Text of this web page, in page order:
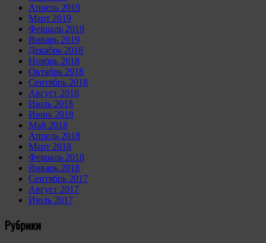
Апрель 2019
Март 2019
Февраль 2019
Январь 2019
Декабрь 2018
Ноябрь 2018
Октябрь 2018
Сентябрь 2018
Август 2018
Июль 2018
Июнь 2018
Май 2018
Апрель 2018
Март 2018
Февраль 2018
Январь 2018
Сентябрь 2017
Август 2017
Июль 2017
Рубрики